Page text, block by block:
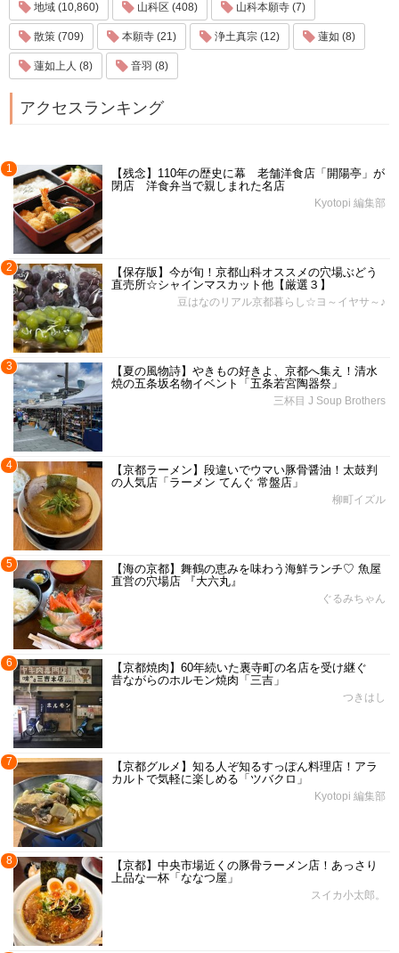
地域 (10,860) 山科区 (408) 山科本願寺 (7)
散策 (709) 本願寺 (21) 浄土真宗 (12) 蓮如 (8)
蓮如上人 (8) 音羽 (8)
アクセスランキング
1
【残念】110年の歴史に幕 老舗洋食店「開陽亭」が
閉店 洋食弁当で親しまれた名店
Kyotopi 編集部
2
【保存版】今が旬！京都山科オススメの穴場ぶどう
直売所☆シャインマスカット他【厳選３】
豆はなのリアル京都暮らし☆ヨ～イヤサ～♪
3
【夏の風物詩】やきもの好きよ、京都へ集え！清水
焼の五条坂名物イベント「五条若宮陶器祭」
三杯目 J Soup Brothers
4
【京都ラーメン】段違いでウマい豚骨醤油！太鼓判
の人気店「ラーメン てんぐ 常盤店」
柳町イズル
5
【海の京都】舞鶴の恵みを味わう海鮮ランチ♡ 魚屋
直営の穴場店 『大六丸』
ぐるみちゃん
6
【京都焼肉】60年続いた裏寺町の名店を受け継ぐ
昔ながらのホルモン焼肉「三吉」
つきはし
7
【京都グルメ】知る人ぞ知るすっぽん料理店！アラ
カルトで気軽に楽しめる「ツバクロ」
Kyotopi 編集部
8
【京都】中央市場近くの豚骨ラーメン店！あっさり
上品な一杯「ななつ屋」
スイカ小太郎。